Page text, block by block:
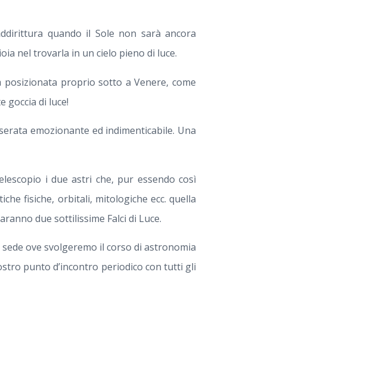
quando il Sole non sarà ancora
nel trovarla in un cielo pieno di luce.
proprio sotto a Venere, come
goccia di luce!
emozionante ed indimenticabile. Una
i due astri che, pur essendo così
fisiche, orbitali, mitologiche ecc. quella
due sottilissime Falci di Luce.
ove svolgeremo il corso di astronomia
punto d’incontro periodico con tutti gli